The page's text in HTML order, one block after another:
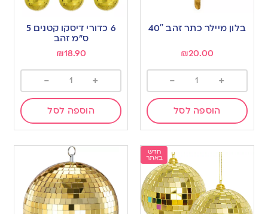
בלון מיילר כתר זהב 40″
₪20.00
+
-
הוספה לסל
6 כדורי דיסקו קטנים 5
ס”מ זהב
₪18.90
+
-
הוספה לסל
חדש
באתר